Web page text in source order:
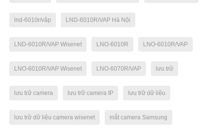
lnd-6010r/vâp LND-6010R/VAP Hà Nội
LND-6010R/VAP Wisenet LNO-6010R LNO-6010R/VAP
LNO-6010R/VAP Wisenet LNO-6070R/VAP lưu trữ
lưu trữ camera lưu trữ camera IP lưu trữ dữ liệu
lưu trữ dữ liệu camera wisenet mắt camera Samsung